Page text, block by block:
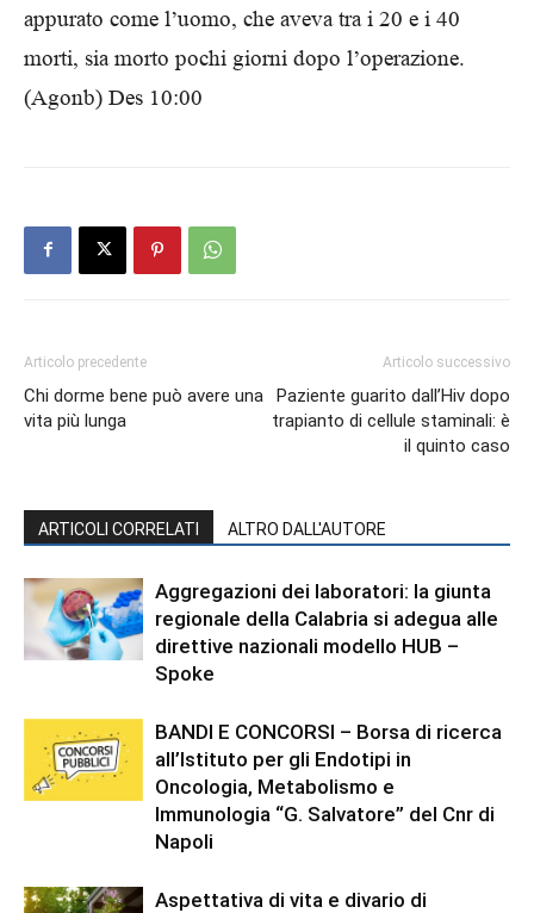
appurato come l’uomo, che aveva tra i 20 e i 40
morti, sia morto pochi giorni dopo l’operazione.
(Agonb) Des 10:00
Articolo precedente
Chi dorme bene può avere una
vita più lunga
Articolo successivo
Paziente guarito dall’Hiv dopo
trapianto di cellule staminali: è
il quinto caso
ARTICOLI CORRELATI ALTRO DALL'AUTORE
Aggregazioni dei laboratori: la giunta
regionale della Calabria si adegua alle
direttive nazionali modello HUB –
Spoke
BANDI E CONCORSI – Borsa di ricerca
all’Istituto per gli Endotipi in
Oncologia, Metabolismo e
Immunologia “G. Salvatore” del Cnr di
Napoli
Aspettativa di vita e divario di